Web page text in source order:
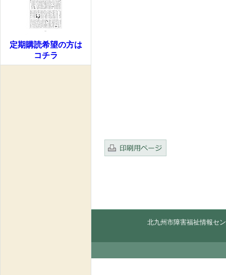
定期購読希望の方は
コチラ
北九州市障害福祉情報セ